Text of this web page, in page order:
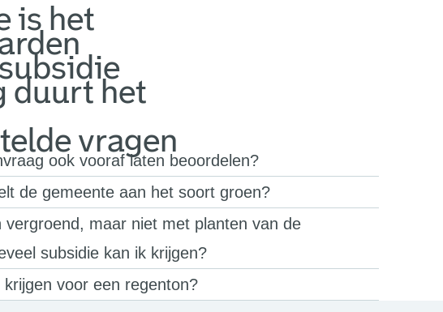
is het
duurt het
vragen
ook vooraf laten beoordelen?
de gemeente aan het soort groen?
vergroend, maar niet met planten van de
subsidie kan ik krijgen?
krijgen voor een regenton?